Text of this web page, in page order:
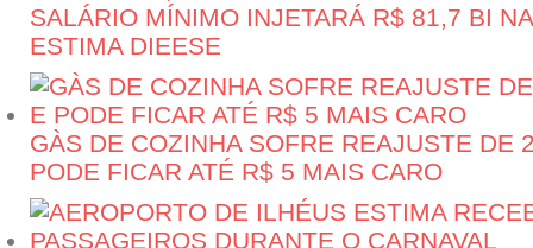
SALÁRIO MÍNIMO INJETARÁ R$ 81,7 BI
ESTIMA DIEESE
GÀS DE COZINHA SOFRE REAJUSTE DE
PODE FICAR ATÉ R$ 5 MAIS CARO